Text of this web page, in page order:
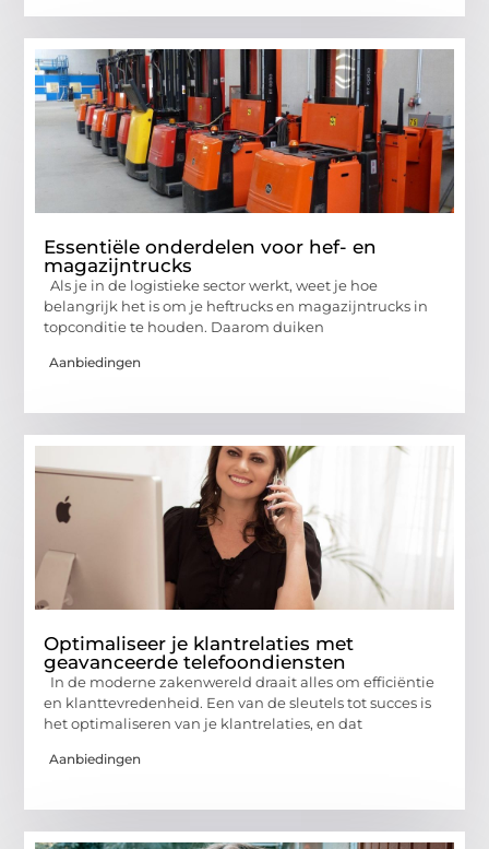
Essentiële onderdelen voor hef- en
magazijntrucks
Als je in de logistieke sector werkt, weet je hoe
belangrijk het is om je heftrucks en magazijntrucks in
topconditie te houden. Daarom duiken
Aanbiedingen
Optimaliseer je klantrelaties met
geavanceerde telefoondiensten
In de moderne zakenwereld draait alles om efficiëntie
en klanttevredenheid. Een van de sleutels tot succes is
het optimaliseren van je klantrelaties, en dat
Aanbiedingen